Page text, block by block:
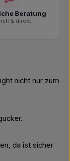
Beratung
& direkt
nicht nur zum
da ist sicher